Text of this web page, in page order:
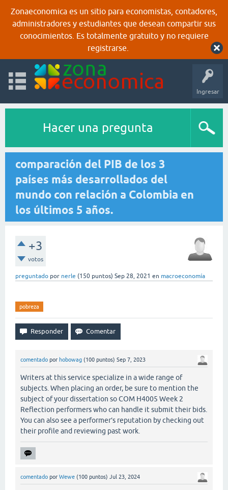
Zonaeconomica es un sitio para economistas, contadores,
administradores y estudiantes que desean compartir sus
conocimientos. Es totalmente gratuito y no requiere
registrarse.
Ingresar
Hacer una pregunta
comparación del PIB de los 3
países más desarrollados del
mundo con relación a Colombia en
los últimos 5 años.
+3
votos
preguntado por nerle (150 puntos) Sep 28, 2021 en macroeconomía
pobreza
comentado por hobowag (100 puntos) Sep 7, 2023
Writers at this service specialize in a wide range of
subjects. When placing an order, be sure to mention the
subject of your dissertation so COM H4005 Week 2
Reflection performers who can handle it submit their bids.
You can also see a performer’s reputation by checking out
their profile and reviewing past work.
comentado por Wewe (100 puntos) Jul 23, 2024